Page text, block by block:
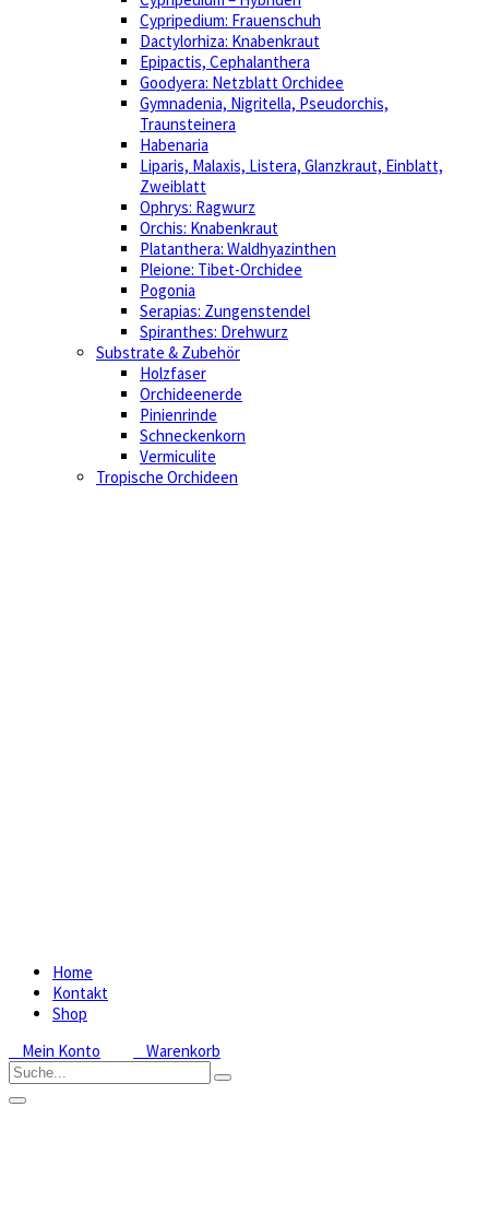
Cypripedium: Frauenschuh
Dactylorhiza: Knabenkraut
Epipactis, Cephalanthera
Goodyera: Netzblatt Orchidee
Gymnadenia, Nigritella, Pseudorchis,
Traunsteinera
Habenaria
Liparis, Malaxis, Listera, Glanzkraut, Einblatt,
Zweiblatt
Ophrys: Ragwurz
Orchis: Knabenkraut
Platanthera: Waldhyazinthen
Pleione: Tibet-Orchidee
Pogonia
Serapias: Zungenstendel
Spiranthes: Drehwurz
Substrate & Zubehör
Holzfaser
Orchideenerde
Pinienrinde
Schneckenkorn
Vermiculite
Tropische Orchideen
Home
Kontakt
Shop
Mein Konto
Warenkorb